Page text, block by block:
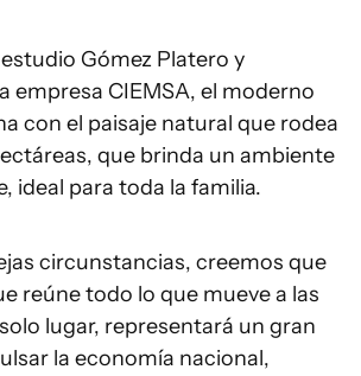
Gómez Platero y
empresa CIEMSA, el moderno
con el paisaje natural que rodea
que brinda un ambiente
ideal para toda la familia.
circunstancias, creemos que
reúne todo lo que mueve a las
lugar, representará un gran
la economía nacional,